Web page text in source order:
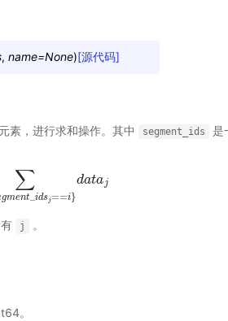
, name=None)[源代码]
素，进行求和操作。其中 segment_ids
是
∑
gment idsj==i}
dataj
en }dataj
j 。
。